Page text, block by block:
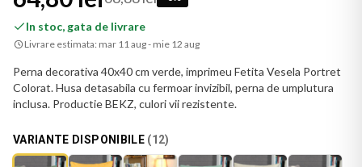
In stoc, gata de livrare
Livrare estimata: mar 11 aug - mie 12 aug
Perna decorativa 40x40 cm verde, imprimeu Fetita Vesela Portret
Colorat. Husa detasabila cu fermoar invizibil, perna de umplutura
inclusa. Productie BEKZ, culori vii rezistente.
VARIANTE DISPONIBILE (12)